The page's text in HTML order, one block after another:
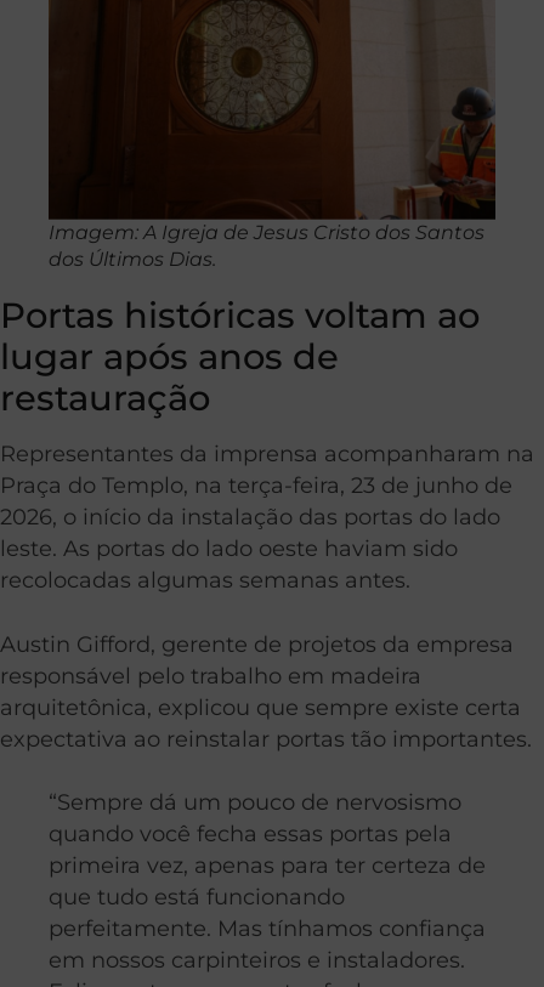
Imagem: A Igreja de Jesus Cristo dos Santos
dos Últimos Dias.
Portas históricas voltam ao
lugar após anos de
restauração
Representantes da imprensa acompanharam na
Praça do Templo, na terça-feira, 23 de junho de
2026, o início da instalação das portas do lado
leste. As portas do lado oeste haviam sido
recolocadas algumas semanas antes.
Austin Gifford, gerente de projetos da empresa
responsável pelo trabalho em madeira
arquitetônica, explicou que sempre existe certa
expectativa ao reinstalar portas tão importantes.
“Sempre dá um pouco de nervosismo
quando você fecha essas portas pela
primeira vez, apenas para ter certeza de
que tudo está funcionando
perfeitamente. Mas tínhamos confiança
em nossos carpinteiros e instaladores.